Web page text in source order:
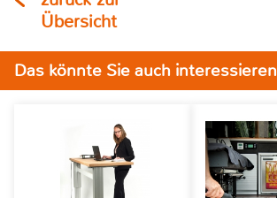
Übersicht
Das könnte Sie auch